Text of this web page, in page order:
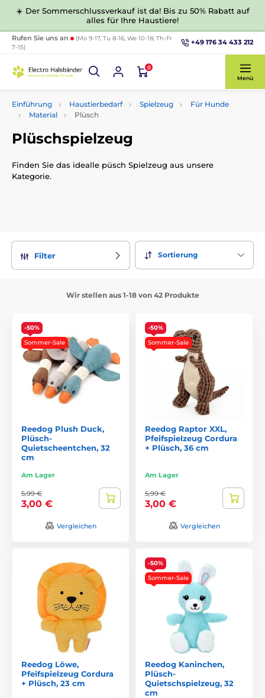
☀️ Der Sommerschlussverkauf ist da! Bis zu 50% Rabatt auf
alles für Ihre Haustiere!
Rufen Sie uns an
(Mo 9-17, Tu 8-16, We 10-18, Th-Fr
7-15)
+49 176 34 433 212
0
Menü
Einführung Haustierbedarf Spielzeug
Für Hunde
Material
Plüsch
Plüschspielzeug
Finden Sie das idealle püsch Spielzeug aus unsere
Kategorie.
Filter Sortierung
Wir stellen aus 1-18 von 42 Produkte
-50%
Sommer-Sale
Reedog Plush Duck,
Plüsch-
Quietscheentchen, 32
cm
Am Lager
5,99 €
3,00 €
Vergleichen
-50%
Sommer-Sale
Reedog Raptor XXL,
Pfeifspielzeug Cordura
+ Plüsch, 36 cm
Am Lager
5,99 €
3,00 €
Vergleichen
Reedog Löwe,
Pfeifspielzeug Cordura
+ Plüsch, 23 cm
-50%
Sommer-Sale
Reedog Kaninchen,
Plüsch-
Quietschspielzeug, 32
cm